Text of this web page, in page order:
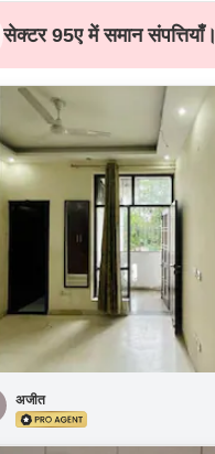
सेक्टर 95ए में समान संपत्तियाँ।
अजीत